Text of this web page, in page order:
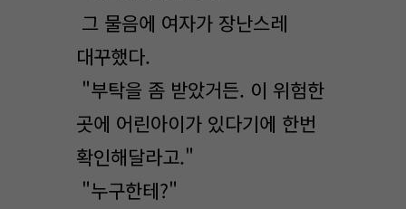
그 물음에 여자가 장난스레
대꾸했다.
"부탁을 좀 받았거든. 이 위험한
곳에 어린아이가 있다기에 한번
확인해달라고."
"누구한테?"